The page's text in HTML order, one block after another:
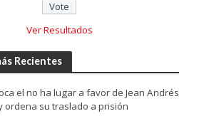
Ver Resultados
Recientes
el no ha lugar a favor de Jean Andrés
ordena su traslado a prisión